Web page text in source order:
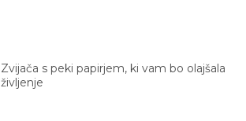
Zvijača s peki papirjem, ki vam bo olajšala
življenje